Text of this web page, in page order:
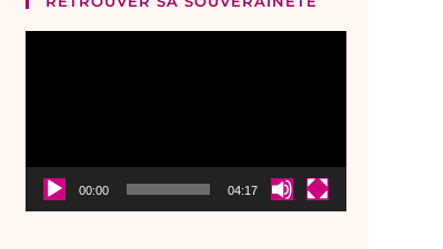
00:00 04:17